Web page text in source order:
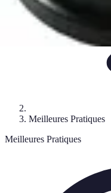
Meilleures Pratiques
Meilleures Pratiques